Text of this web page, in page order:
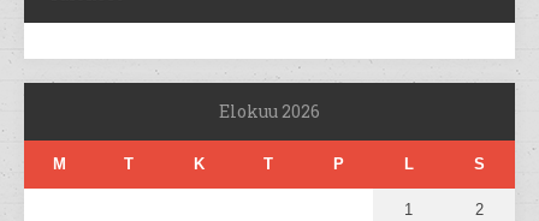
Elokuu 2026
M T K T P L S
1 2